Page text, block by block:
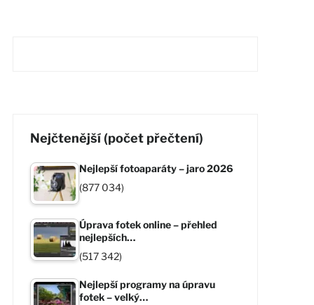
Nejčtenější (počet přečtení)
Nejlepší fotoaparáty – jaro 2026
(877 034)
Úprava fotek online – přehled
nejlepších…
(517 342)
Nejlepší programy na úpravu
fotek – velký…